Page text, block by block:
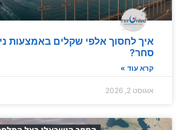
איך לחסוך אלפי שקלים באמצעות
סחר?
קרא עוד »
אוגוסט 2, 2026